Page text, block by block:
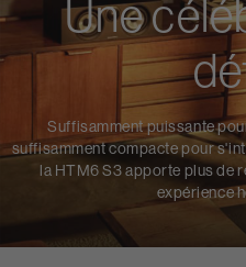
Une
Suffisamment puissante
suffisamment compacte pour
la HTM6 S3 apporte plus de
expérience